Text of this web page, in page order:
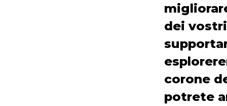
dei
corone
potrete